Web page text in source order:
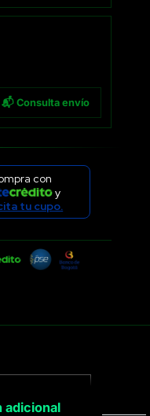
📬 Consulta envío
con
y
tu cupo.
adicional